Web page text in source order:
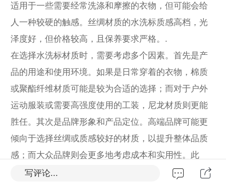
适用于一些需要经常洗涤和摩擦的衣物，但可能会给
人一种较硬的触感。丝绸材质的水洗标质感高档，光
泽度好，但价格较高，且保养要求严格。.
在选择水洗标材质时，需要考虑多个因素。首先是产
品的用途和使用环境。如果是日常穿着的衣物，棉质
或聚酯纤维材质可能是较为合适的选择；而对于户外
运动服装或需要高强度使用的工装，尼龙材质则更能
胜任。其次是品牌形象和产品定位。高端品牌可能更
倾向于选择丝绸或质感较好的材质，以提升整体品质
感；而大众品牌则会更多地考虑成本和实用性。此
外，还要考虑生产工艺和成本。不同材质的水洗标在
写评论...